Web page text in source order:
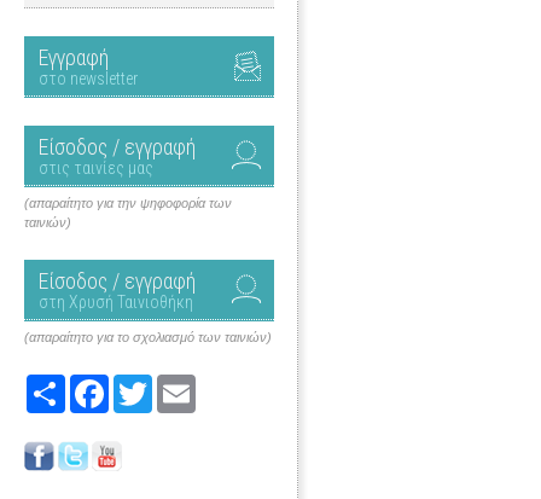
Εγγραφή
στο newsletter
Είσοδος / εγγραφή
στις ταινίες μας
(απαραίτητο για την ψηφοφορία των
ταινιών)
Είσοδος / εγγραφή
στη Χρυσή Ταινιοθήκη
(απαραίτητο για το σχολιασμό των ταινιών)
Share FacebookTwitter